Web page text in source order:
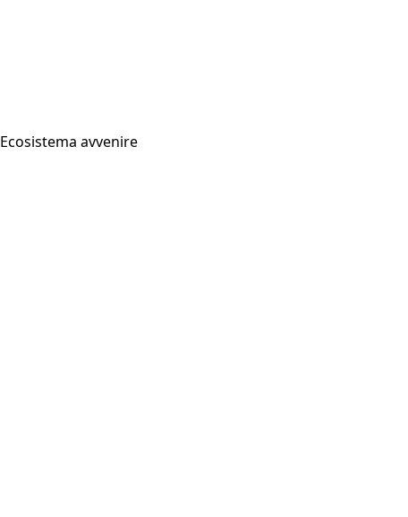
Ecosistema avvenire